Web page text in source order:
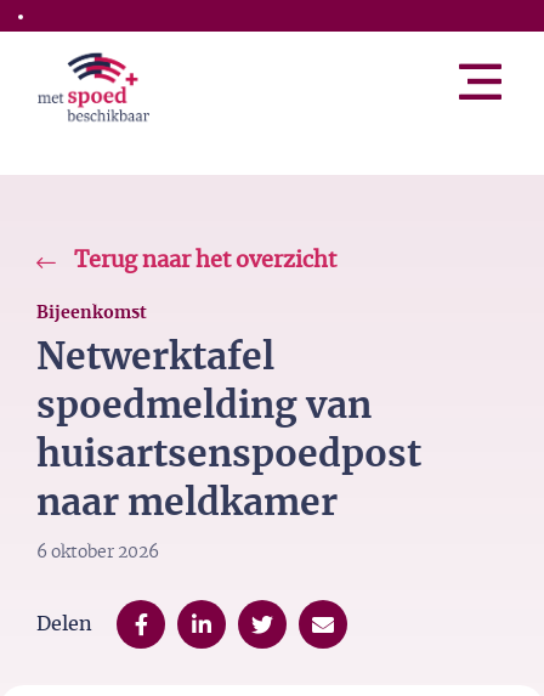
Skip to the main content
Terug naar het overzicht
Bijeenkomst
Netwerktafel
spoedmelding van
huisartsenspoedpost
naar meldkamer
6 oktober 2026
Delen